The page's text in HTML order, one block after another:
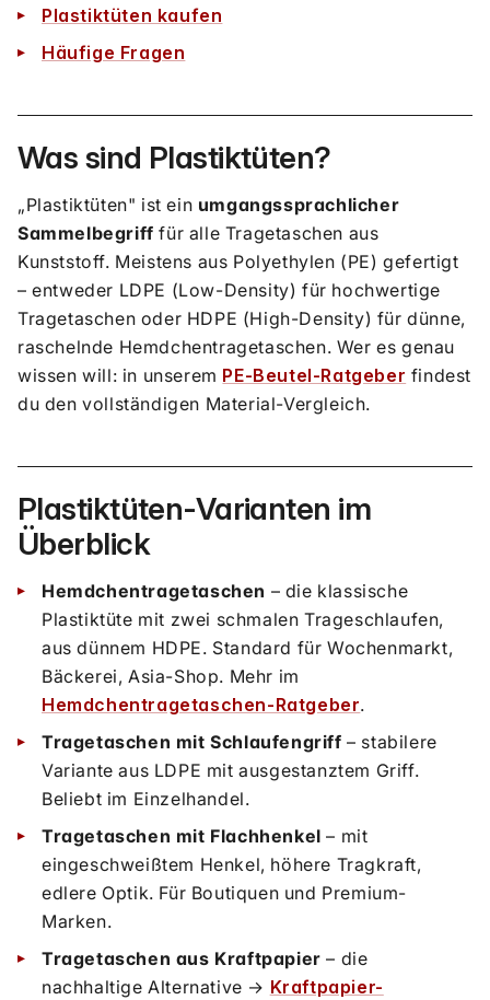
Plastiktüten kaufen
Häufige Fragen
Was sind Plastiktüten?
„Plastiktüten" ist ein umgangssprachlicher
Sammelbegriff für alle Tragetaschen aus
Kunststoff. Meistens aus Polyethylen (PE) gefertigt
– entweder LDPE (Low-Density) für hochwertige
Tragetaschen oder HDPE (High-Density) für dünne,
raschelnde Hemdchentragetaschen. Wer es genau
wissen will: in unserem PE-Beutel-Ratgeber findest
du den vollständigen Material-Vergleich.
Plastiktüten-Varianten im
Überblick
Hemdchentragetaschen – die klassische
Plastiktüte mit zwei schmalen Trageschlaufen,
aus dünnem HDPE. Standard für Wochenmarkt,
Bäckerei, Asia-Shop. Mehr im
Hemdchentragetaschen-Ratgeber.
Tragetaschen mit Schlaufengriff – stabilere
Variante aus LDPE mit ausgestanztem Griff.
Beliebt im Einzelhandel.
Tragetaschen mit Flachhenkel – mit
eingeschweißtem Henkel, höhere Tragkraft,
edlere Optik. Für Boutiquen und Premium-
Marken.
Tragetaschen aus Kraftpapier – die
nachhaltige Alternative → Kraftpapier-